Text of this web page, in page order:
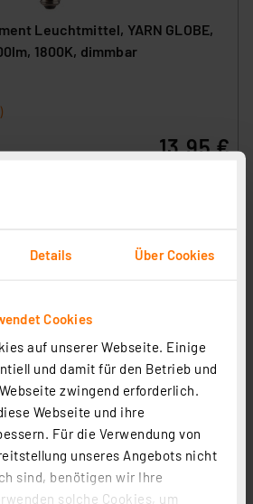
Details Über Cookies
Cookies
auf unserer Webseite. Einige
und damit für den Betrieb und
zwingend erforderlich.
Webseite und ihre
Für die Verwendung von
unseres Angebots nicht
sind, benötigen wir Ihre
solche Cookies, um
Leuchtmittel, YARN GLOBE,
1800K, dimmbar
13,95 €